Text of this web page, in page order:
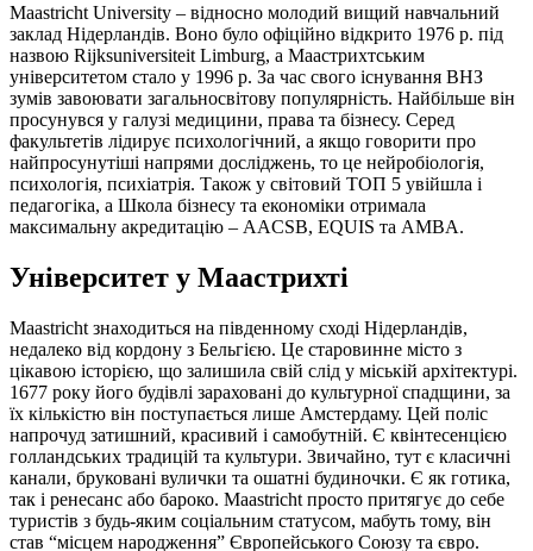
Maastricht University – відносно молодий вищий навчальний
заклад Нідерландів. Воно було офіційно відкрито 1976 р. під
назвою Rijksuniversiteit Limburg, а Маастрихтським
університетом стало у 1996 р. За час свого існування ВНЗ
зумів завоювати загальносвітову популярність. Найбільше він
просунувся у галузі медицини, права та бізнесу. Серед
факультетів лідирує психологічний, а якщо говорити про
найпросунутіші напрями досліджень, то це нейробіологія,
психологія, психіатрія. Також у світовий ТОП 5 увійшла і
педагогіка, а Школа бізнесу та економіки отримала
максимальну акредитацію – AACSB, EQUIS та AMBA.
Університет у Маастрихті
Maastricht знаходиться на південному сході Нідерландів,
недалеко від кордону з Бельгією. Це старовинне місто з
цікавою історією, що залишила свій слід у міській архітектурі.
1677 року його будівлі зараховані до культурної спадщини, за
їх кількістю він поступається лише Амстердаму. Цей поліс
напрочуд затишний, красивий і самобутній. Є квінтесенцією
голландських традицій та культури. Звичайно, тут є класичні
канали, бруковані вулички та ошатні будиночки. Є як готика,
так і ренесанс або бароко. Maastricht просто притягує до себе
туристів з будь-яким соціальним статусом, мабуть тому, він
став “місцем народження” Європейського Союзу та євро.